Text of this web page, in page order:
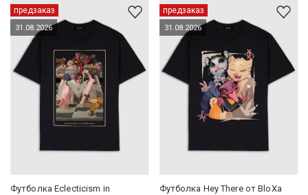
предзаказ
31.08.2026
Футболка Eclecticism in
предзаказ
31.08.2026
Футболка Hey There от BloXa